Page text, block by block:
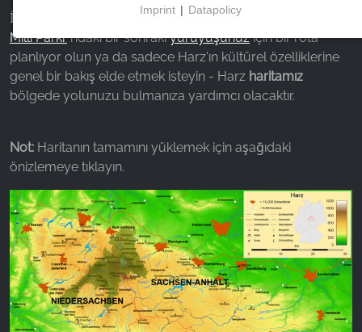
İster en güzel manzara noktalarını arıyor olun, ister Harz
Milli Parkı'ndaki bir sonrakiyürüyüşünüziçin bir rota
planlıyor olun ya da sadece Harz'ın kültürel özelliklerine
genel bir bakış elde etmek isteyin - Harz haritamız
bölgede yolunuzu bulmanıza yardımcı olacaktır.
Not: Haritanın tamamını yüklemek için aşağıdaki
önizlemeye tıklayın.
Bu çerezler temel işlevselliği sağlar ve web
sitesinin kullanımı için gereklidir.
PAZARLAMA
Pazarlama çerezleri üçüncü taraflarca
Bunu, web siteleri arasında ziyaretçileri izleyerek
yaparlar.
Facebook Pixel
Name:
_fbp, fr, _fbq, fbq
Imprint | Datapolicy